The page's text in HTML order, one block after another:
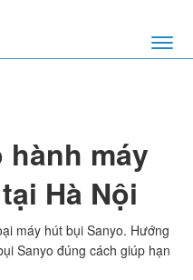
hành máy
Hà Nội
máy hút bụi Sanyo. Hướng
Sanyo đúng cách giúp hạn